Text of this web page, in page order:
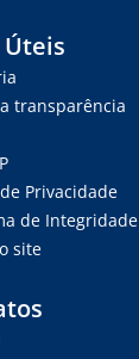
transparência
Privacidade
de Integridade
site